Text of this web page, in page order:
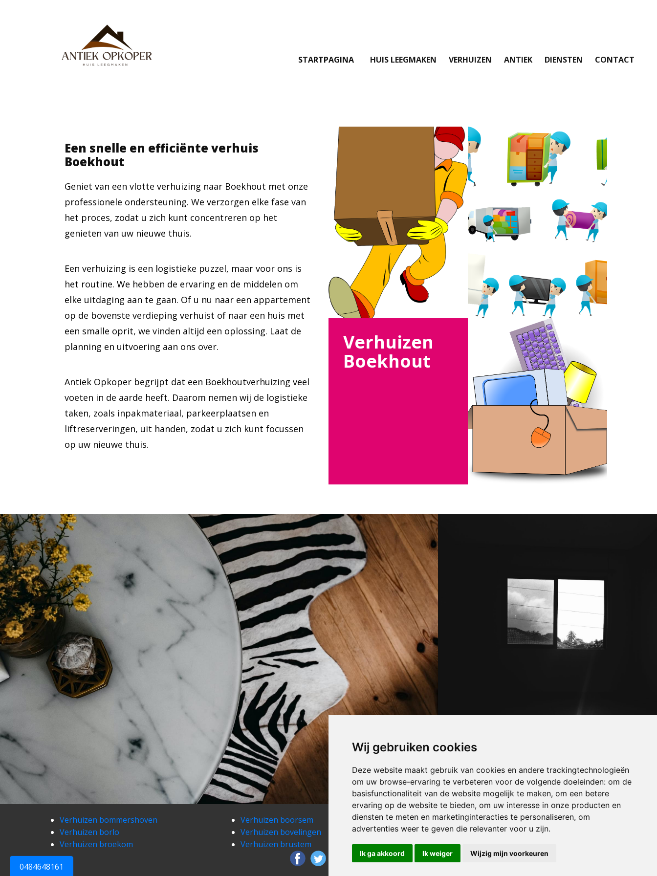
Wij gebruiken cookies
Deze website maakt gebruik van cookies en andere trackingtechnologieën
om uw browse-ervaring te verbeteren voor de volgende doeleinden: om de
basisfunctionaliteit van de website mogelijk te maken, om een betere
ervaring op de website te bieden, om uw interesse in onze producten en
diensten te meten en marketinginteracties te personaliseren, om
advertenties weer te geven die relevanter voor u zijn.
Ik ga akkoord Ik weiger Wijzig mijn voorkeuren
STARTPAGINA HUIS LEEGMAKEN VERHUIZEN ANTIEK DIENSTEN CONTACT
0484648161
Een snelle en efficiënte verhuis
Boekhout
Geniet van een vlotte verhuizing naar Boekhout met onze
professionele ondersteuning. We verzorgen elke fase van
het proces, zodat u zich kunt concentreren op het
genieten van uw nieuwe thuis.
Een verhuizing is een logistieke puzzel, maar voor ons is
het routine. We hebben de ervaring en de middelen om
elke uitdaging aan te gaan. Of u nu naar een appartement
op de bovenste verdieping verhuist of naar een huis met
een smalle oprit, we vinden altijd een oplossing. Laat de
planning en uitvoering aan ons over.
Antiek Opkoper begrijpt dat een Boekhoutverhuizing veel
voeten in de aarde heeft. Daarom nemen wij de logistieke
taken, zoals inpakmateriaal, parkeerplaatsen en
liftreserveringen, uit handen, zodat u zich kunt focussen
op uw nieuwe thuis.
Verhuizen
Boekhout
Verhuizen bommershoven Verhuizen boorsem
Verhuizen borgloon
Verhuizen borlo
Verhuizen bovelingen
Verhuizen bree
Verhuizen broekom
Verhuizen brustem Verhuizen buvingen